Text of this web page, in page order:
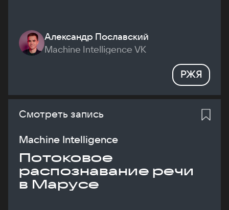
Александр Пославский
Machine Intelligence VK
РЖЯ
Смотреть запись
Machine Intelligence
Потоковое
распознавание речи
в Марусе